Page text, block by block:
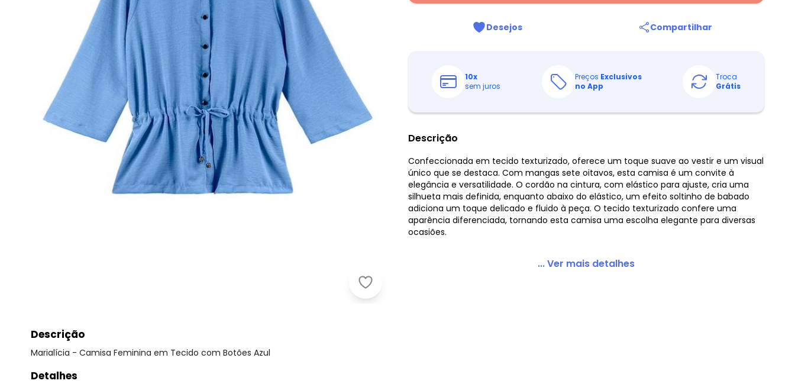
Marialícia - Camisa Feminina em Tecido com Botões Azul
Desejos Compartilhar
10x
sem juros
Preços Exclusivos
no App
Troca
Grátis
Descrição
Confeccionada em tecido texturizado, oferece um toque suave ao vestir e um visual
único que se destaca. Com mangas sete oitavos, esta camisa é um convite à
elegância e versatilidade. O cordão na cintura, com elástico para ajuste, cria uma
silhueta mais definida, enquanto abaixo do elástico, um efeito soltinho de babado
adiciona um toque delicado e fluido à peça. O tecido texturizado confere uma
aparência diferenciada, tornando esta camisa uma escolha elegante para diversas
ocasiões.
... Ver mais detalhes
Descrição
Marialícia - Camisa Feminina em Tecido com Botões Azul
Detalhes